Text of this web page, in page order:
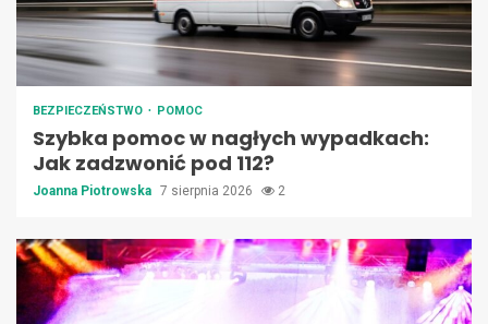
BEZPIECZEŃSTWO POMOC
Szybka pomoc w nagłych wypadkach:
Jak zadzwonić pod 112?
Joanna Piotrowska 7 sierpnia 2026 2